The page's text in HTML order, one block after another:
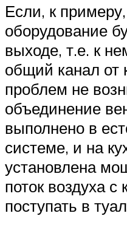
Если, к
оборудование
выходе, т.е. к
общий канал от
проблем не
объединение
выполнено в
системе, и на
установлена
поток воздуха с
поступать в